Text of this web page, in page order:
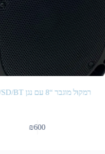
רמקול מוגבר “8 עם נגן USB/SD/BT
600